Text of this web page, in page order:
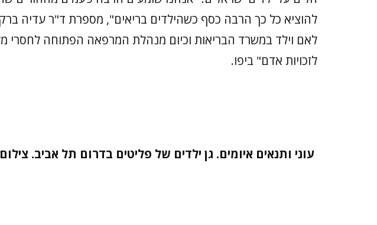
להוציא כל כך הרבה כסף כשהילדים בריאים", מספרת ד"ר עדיה
לאם וילד במשרד הבריאות וכיום מנהלת המרפאה הפתוחה לחסרי
לזכויות אדם" ביפו.
עוני ותנאים איומים. גן ילדים של פליטים בדרום תל אביב.